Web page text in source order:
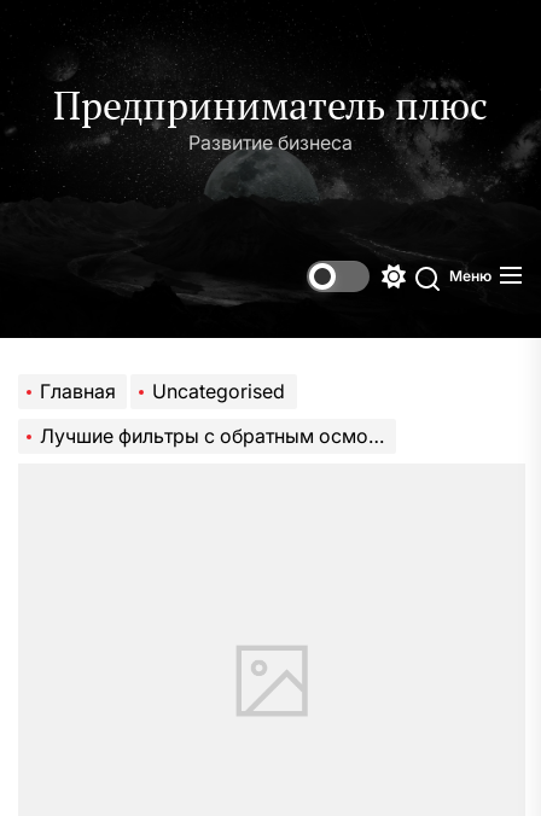
содержимому
Предприниматель плюс
Развитие бизнеса
Поиск
Меню
Главная
Uncategorised
Лучшие фильтры с обратным осмосом под мойку